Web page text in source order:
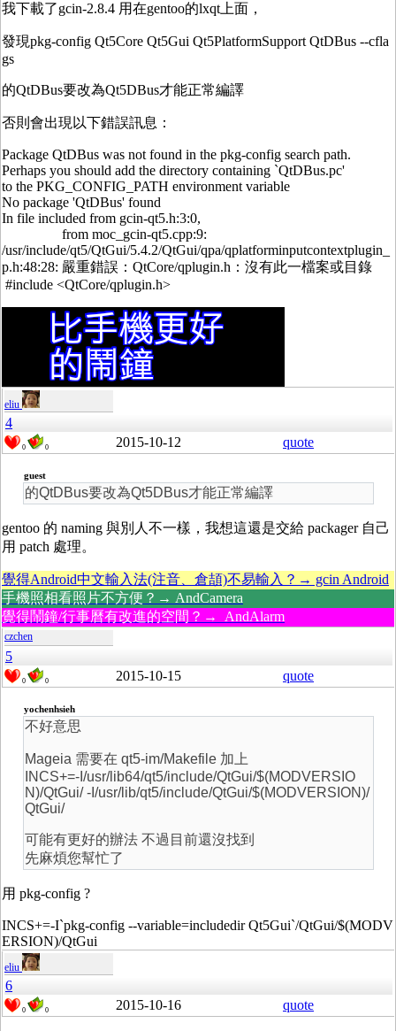
我下載了gcin-2.8.4 用在gentoo的lxqt上面，
發現pkg-config Qt5Core Qt5Gui Qt5PlatformSupport QtDBus --cfla
gs
的QtDBus要改為Qt5DBus才能正常編譯
否則會出現以下錯誤訊息：
Package QtDBus was not found in the pkg-config search path.
Perhaps you should add the directory containing `QtDBus.pc'
to the PKG_CONFIG_PATH environment variable
No package 'QtDBus' found
In file included from gcin-qt5.h:3:0,
from moc_gcin-qt5.cpp:9:
/usr/include/qt5/QtGui/5.4.2/QtGui/qpa/qplatforminputcontextplugin_
p.h:48:28: 嚴重錯誤：QtCore/qplugin.h：沒有此一檔案或目錄
#include <QtCore/qplugin.h>
eliu
4
0 0 2015-10-12 quote
guest
的QtDBus要改為Qt5DBus才能正常編譯
gentoo 的 naming 與別人不一樣，我想這還是交給 packager 自己
用 patch 處理。
覺得Android中文輸入法(注音、倉頡)不易輸入？→ gcin Android
手機照相看照片不方便？→ AndCamera
覺得鬧鐘/行事曆有改進的空間？→ AndAlarm
czchen
5
0 0 2015-10-15 quote
yochenhsieh
不好意思
Mageia 需要在 qt5-im/Makefile 加上
INCS+=-I/usr/lib64/qt5/include/QtGui/$(MODVERSIO
N)/QtGui/ -I/usr/lib/qt5/include/QtGui/$(MODVERSION)/
QtGui/
可能有更好的辦法 不過目前還沒找到
先麻煩您幫忙了
用 pkg-config ?
INCS+=-I`pkg-config --variable=includedir Qt5Gui`/QtGui/$(MODV
ERSION)/QtGui
eliu
6
0 0 2015-10-16 quote